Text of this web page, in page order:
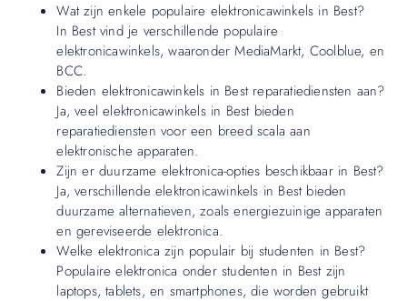
Wat zijn enkele populaire elektronicawinkels in Best?
In Best vind je verschillende populaire
elektronicawinkels, waaronder MediaMarkt, Coolblue, en
BCC.
Bieden elektronicawinkels in Best reparatiediensten aan?
Ja, veel elektronicawinkels in Best bieden
reparatiediensten voor een breed scala aan
elektronische apparaten.
Zijn er duurzame elektronica-opties beschikbaar in Best?
Ja, verschillende elektronicawinkels in Best bieden
duurzame alternatieven, zoals energiezuinige apparaten
en gereviseerde elektronica.
Welke elektronica zijn populair bij studenten in Best?
Populaire elektronica onder studenten in Best zijn
laptops, tablets, en smartphones, die worden gebruikt